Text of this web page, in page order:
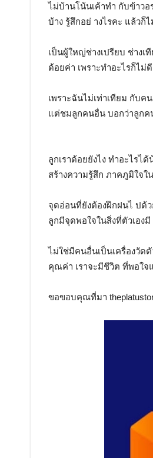
ไม่บ้านโน้นเค้าทำ กับข้าว
บ้าง รู้สึกอย่ างไรคะ แล้วก็
เป็นผู้ใหญ่ช่างเปรียบ ช่างเ
ด้อยค่า เพราะทำอะไรก็ไ
เพราะฉันไม่เท่าเทียม กับค
แต่ชมลูกคนอื่น บอกว่าลูกค
ลูกเราด้อยยังไง ทำอะไรไ
สร้างความรู้สึก ภาคภูมิใจ
จุดอ่อนที่ยังต้องฝึกฝนไ ปด้ว
ลูกมีจุดพอใจในสิ่งที่ตัวเอง
ไม่ใช่มีคนอื่นเป็นเครื่องวัด
คุณค่า เราจะมีชีวิต ที่พอใจ
ขอขอบคุณที่มา